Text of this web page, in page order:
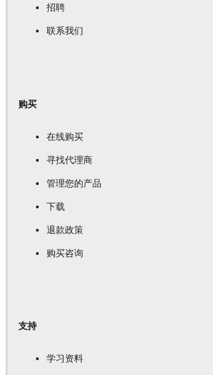
招聘
联系我们
购买
在线购买
寻找代理商
管理您的产品
下载
退款政策
购买咨询
支持
学习资料